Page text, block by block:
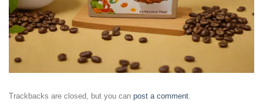
Trackbacks are closed, but you can post a comment.